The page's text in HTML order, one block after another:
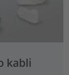
kabli